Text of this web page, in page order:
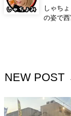
しゃち
の姿で
NEW POST